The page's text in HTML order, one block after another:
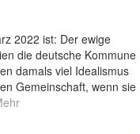
2022 ist: Der ewige
die deutsche Kommune
damals viel Idealismus
Gemeinschaft, wenn sie